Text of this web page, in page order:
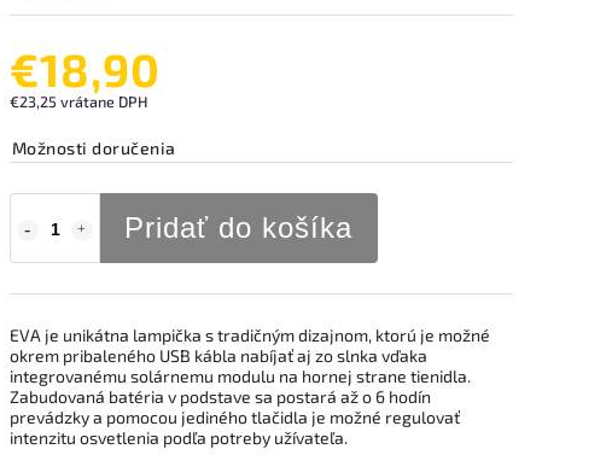
€18,90
€23,25 vrátane DPH
Možnosti doručenia
Pridať do košíka
EVA je unikátna lampička s tradičným dizajnom, ktorú je možné
okrem pribaleného USB kábla nabíjať aj zo slnka vďaka
integrovanému solárnemu modulu na hornej strane tienidla.
Zabudovaná batéria v podstave sa postará až o 6 hodín
prevádzky a pomocou jediného tlačidla je možné regulovať
intenzitu osvetlenia podľa potreby užívateľa.